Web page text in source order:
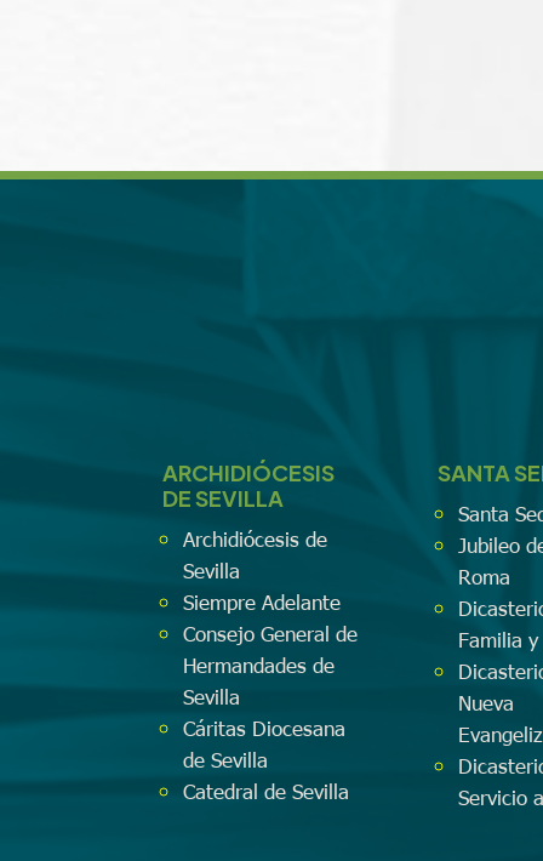
ARCHIDIÓCESIS
DE SEVILLA
Archidiócesis de
Sevilla
Siempre Adelante
Consejo General de
Hermandades de
Sevilla
Cáritas Diocesana
de Sevilla
Catedral de Sevilla
SANTA
Santa
Jubileo
Roma
Familia
Nueva
Servicio